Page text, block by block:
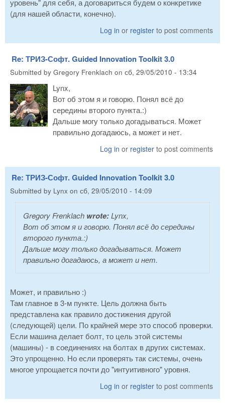
(для нашей области, конечно).
Log in or register to post comments
Re: ТРИЗ-Софт. Guided Innovation Toolkit 3.0
Submitted by Gregory Frenklach on сб, 29/05/2010 - 13:34
Lynx,
Вот об этом я и говорю. Понял всё до
середины второго пункта.:)
Дальше могу только догадываться. Может
правильно догадаюсь, а может и нет.
Log in or register to post comments
Re: ТРИЗ-Софт. Guided Innovation Toolkit 3.0
Submitted by Lynx on сб, 29/05/2010 - 14:09
Gregory Frenklach wrote:Lynx,
Вот об этом я и говорю. Понял всё до середины
второго пункта.:)
Дальше могу только догадываться. Может
правильно догадаюсь, а может и нет.
Может, и правильно :)
Там главное в 3-м пункте. Цель должна быть
представлена как правило достижения другой
(следующей) цели. По крайней мере это способ проверки.
Если машина делает болт, то цель этой системы
(машины) - в соединениях на болтах в других системах.
Это упрощенно. Но если проверять так системы, очень
многое упрощается почти до "интуитивного" уровня.
Log in or register to post comments